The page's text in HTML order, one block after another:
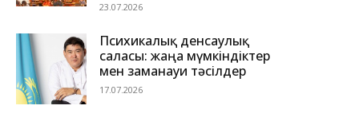
23.07.2026
Психикалық денсаулық
саласы: жаңа мүмкіндіктер
мен заманауи тәсілдер
17.07.2026